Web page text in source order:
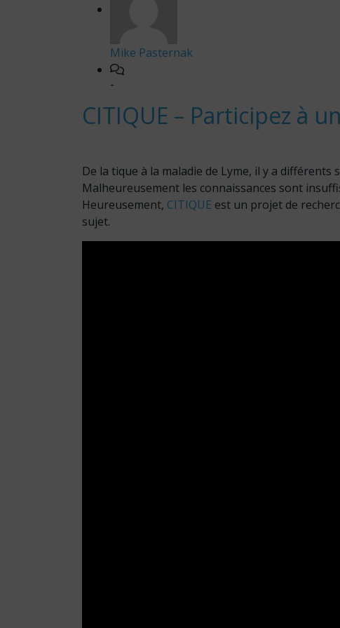
Mike Pasternak
-
CITIQUE – Participez à
De la tique à la maladie de Lyme, il y a différents
Malheureusement les connaissances sont
Heureusement, CITIQUE est un projet de
sujet.